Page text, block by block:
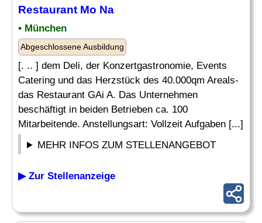
Restaurant Mo Na
• München
Abgeschlossene Ausbildung
[. .. ] dem Deli, der Konzertgastronomie, Events
Catering und das Herzstück des 40.000qm Areals-
das Restaurant GAi A. Das Unternehmen
beschäftigt in beiden Betrieben ca. 100
Mitarbeitende. Anstellungsart: Vollzeit Aufgaben [...]
MEHR INFOS ZUM STELLENANGEBOT
▶ Zur Stellenanzeige